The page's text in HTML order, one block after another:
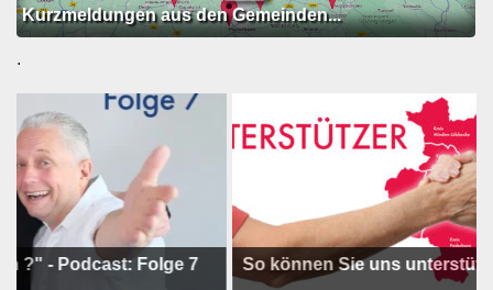
Kurzmeldungen aus den Gemeinden...
.
Folge 7 So können Sie uns unterstützen !